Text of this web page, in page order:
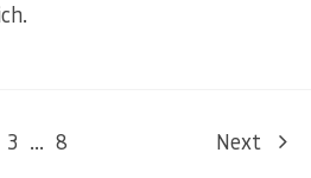
3 … 8 Next